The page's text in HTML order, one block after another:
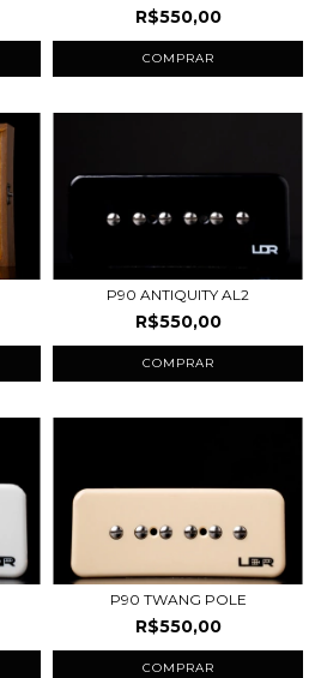
R$550,00
COMPRAR
P90 ANTIQUITY AL2
R$550,00
COMPRAR
P90 TWANG POLE
R$550,00
COMPRAR